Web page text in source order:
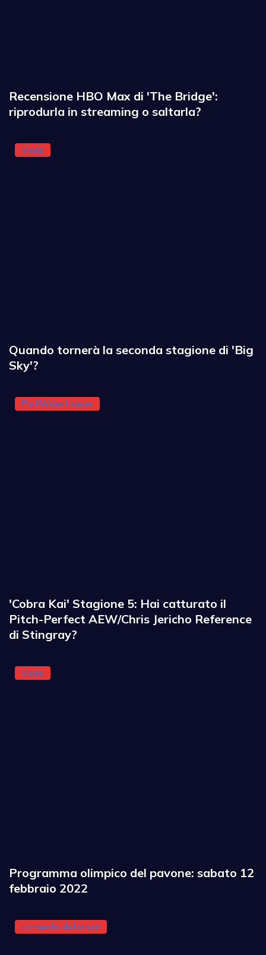
Recensione HBO Max di 'The Bridge':
riprodurla in streaming o saltarla?
Video
Quando tornerà la seconda stagione di 'Big
Sky'?
Paul Walter Hauser
'Cobra Kai' Stagione 5: Hai catturato il
Pitch-Perfect AEW/Chris Jericho Reference
di Stingray?
Video
Programma olimpico del pavone: sabato 12
febbraio 2022
commedia dell'orrore